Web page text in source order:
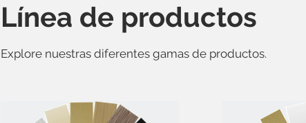
Línea de productos
Explore nuestras diferentes gamas de productos.